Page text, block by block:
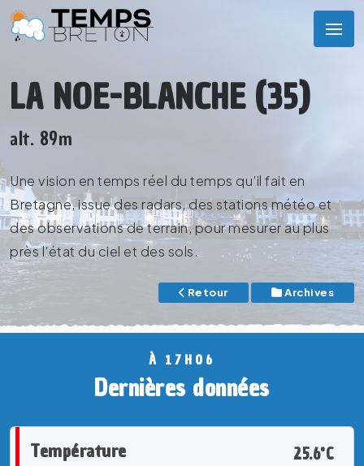
LA NOE-BLANCHE (35)
alt. 89m
Une vision en temps réel du temps qu’il fait en
Bretagne, issue des radars, des stations météo et
des observations de terrain, pour mesurer au plus
près l’état du ciel et des sols.
Retour Archives
À 17H06
Dernières données
Température 25.6°C